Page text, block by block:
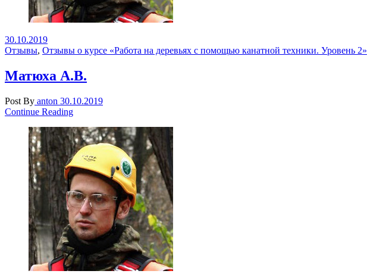
30.10.2019
Отзывы, Отзывы о курсе «Работа на деревьях с помощью канатной техники. Уровень 2»
Матюха А.В.
Post By anton 30.10.2019
Continue Reading